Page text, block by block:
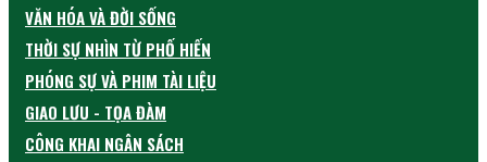
VĂN HÓA VÀ ĐỜI SỐNG
THỜI SỰ NHÌN TỪ PHỐ HIẾN
PHÓNG SỰ VÀ PHIM TÀI LIỆU
GIAO LƯU - TỌA ĐÀM
CÔNG KHAI NGÂN SÁCH